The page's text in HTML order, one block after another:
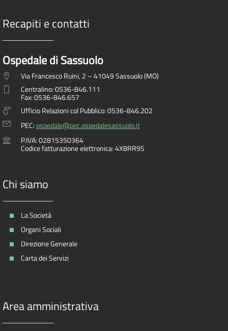
Recapiti e contatti
Ospedale di Sassuolo
Via Francesco Ruini, 2 – 41049 Sassuolo (MO)
Centralino: 0536-846.111
Fax: 0536-846.657
Ufficio Relazioni col Pubblico: 0536-846.202
PEC:ospedale@pec.ospedalesassuolo.it
P.IVA: 02815350364
Codice fatturazione elettronica: 4X8RR9S
Chi siamo
La Società
Organi Sociali
Direzione Generale
Carta dei Servizi
Area amministrativa